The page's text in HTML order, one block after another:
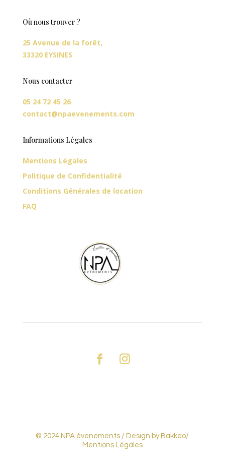
Où nous trouver ?
25 Avenue de la forêt,
33320 EYSINES
Nous contacter
05 24 72 45 26
contact@npaevenements.com
Informations Légales
Mentions Légales
Politique de Confidentialité
Conditions Générales de location
FAQ
© 2024 NPA évenements /Design by Bakkeo/
Mentions Légales